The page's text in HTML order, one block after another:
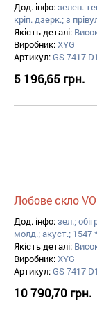
Дод. інфо:зелен.
кріп. дзерк.; з
Якість деталі:
Виробник:XYG
Артикул:GS 7417
5 196,65 грн.
Лобове скло
Дод. інфо:зел.;
молд.; акуст.; 1547
Якість деталі:
Виробник:XYG
Артикул:GS 7417
10 790,70 грн.